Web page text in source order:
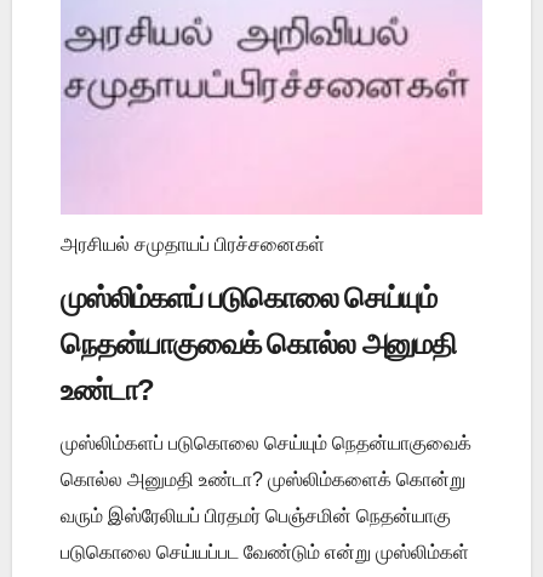
அரசியல் சமுதாயப் பிரச்சனைகள்
முஸ்லிம்களப் படுகொலை செய்யும்
நெதன்யாகுவைக் கொல்ல அனுமதி
உண்டா?
முஸ்லிம்களப் படுகொலை செய்யும் நெதன்யாகுவைக்
கொல்ல அனுமதி உண்டா? முஸ்லிம்களைக் கொன்று
வரும் இஸ்ரேலியப் பிரதமர் பெஞ்சமின் நெதன்யாகு
படுகொலை செய்யப்பட வேண்டும் என்று முஸ்லிம்கள்